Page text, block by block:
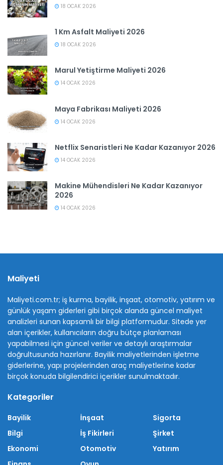
18 OCAK 2026
1 Km Asfalt Maliyeti 2026
18 OCAK 2026
Marul Yetiştirme Maliyeti 2026
14 OCAK 2026
Maya Fabrikası Maliyeti 2026
14 OCAK 2026
Netflix Senaristleri Ne Kadar Kazanıyor 2026
14 OCAK 2026
Makine Mühendisleri Ne Kadar Kazanıyor
2026
14 OCAK 2026
Maliyeti
Maliyeti.com.tr; iş kurma, bayilik, inşaat, otomotiv, yatırım ve
günlük yaşam giderleri gibi birçok alanda güncel maliyet
analizleri sunan kapsamlı bir bilgi platformudur. Sitede yer
alan içerikler, kullanıcıların doğru bütçe planlaması
yapabilmesi için güncel veriler ve detaylı araştırmalar
doğrultusunda hazırlanır. Bayilik maliyetlerinden işletme
giderlerine, yapı projelerinden araç maliyetlerine kadar
birçok konuda bilgilendirici içerikler sunulmaktadır.
Kategoriler
Bayilik
Bilgi
Ekonomi
İnşaat
İş Fikirleri
Otomotiv
Sigorta
Şirket
Yatırım